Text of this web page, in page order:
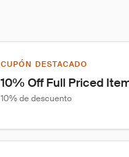
CUPÓN DESTACADO
10% Off Full Priced
10% de descuento